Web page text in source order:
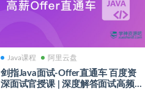
Java课程 阿里云盘
剑指Java面试-Offer直通车 百度资
深面试官授课 | 深度解答面试高频题